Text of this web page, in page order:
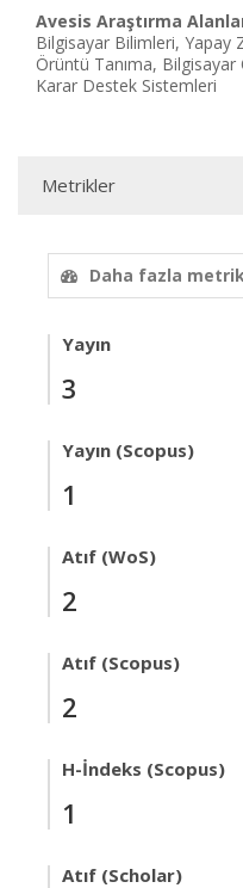
Avesis Araştırma
Bilgisayar Bilimleri, Yapay
Örüntü Tanıma,
Karar Destek Sistemleri
Metrikler
Daha fazla
Yayın
3
Yayın (Scopus)
1
Atıf (WoS)
2
Atıf (Scopus)
2
H-İndeks (Scopus)
1
Atıf (Scholar)